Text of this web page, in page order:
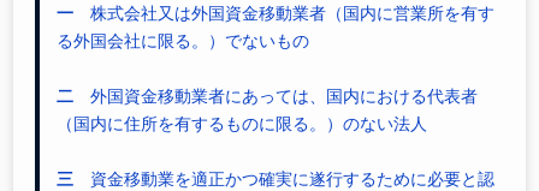
一株式会社又は外国資金移動業者（国内に営業所を有す
る外国会社に限る。）でないもの
二外国資金移動業者にあっては、国内における代表者
（国内に住所を有するものに限る。）のない法人
三資金移動業を適正かつ確実に遂行するために必要と認